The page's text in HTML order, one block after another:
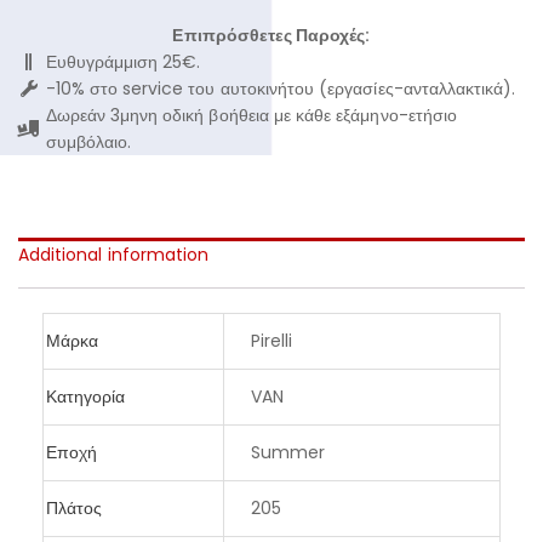
Επιπρόσθετες Παροχές:
Ευθυγράμμιση 25€.
-10% στο service του αυτοκινήτου (εργασίες-ανταλλακτικά).
Δωρεάν 3μηνη οδική βοήθεια με κάθε εξάμηνο-ετήσιο
συμβόλαιο.
Additional information
Μάρκα Pirelli
Κατηγορία VAN
Εποχή Summer
Πλάτος 205